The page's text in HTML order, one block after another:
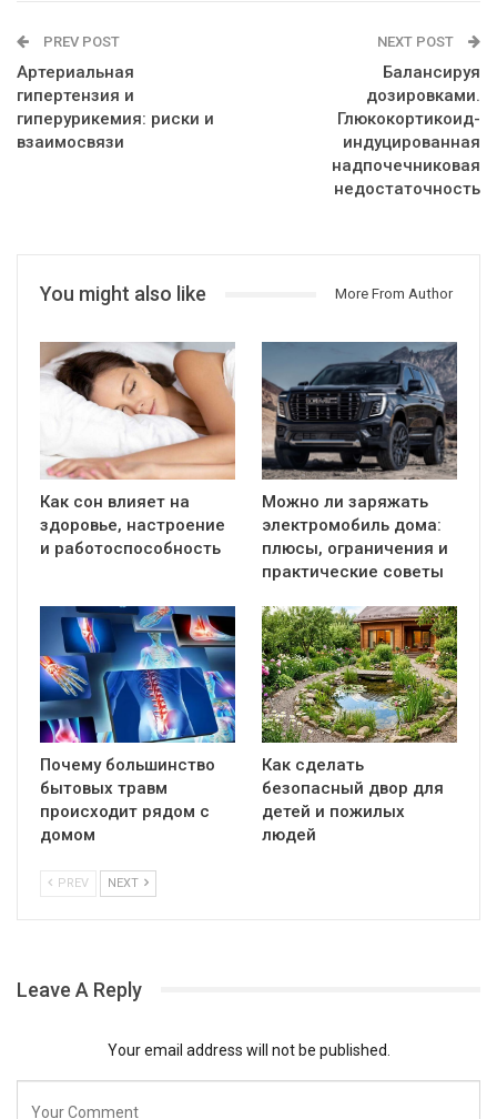
PREV POST
Артериальная
гипертензия и
гиперурикемия: риски и
взаимосвязи
NEXT POST
Балансируя
дозировками.
Глюкокортикоид-
индуцированная
надпочечниковая
недостаточность
You might also like More From Author
Как сон влияет на
здоровье, настроение
и работоспособность
Можно ли заряжать
электромобиль дома:
плюсы, ограничения и
практические советы
Почему большинство
бытовых травм
происходит рядом с
домом
Как сделать
безопасный двор для
детей и пожилых
людей
PREV NEXT
Leave A Reply
Your email address will not be published.